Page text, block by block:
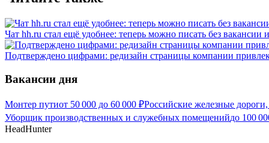
Чат hh.ru стал ещё удобнее: теперь можно писать без вакансии
Подтверждено цифрами: редизайн страницы компании
Вакансии дня
Монтер путиот 50 000 до 60 000 ₽Российские железные
Уборщик производственных и служебных помещенийдо 100
HeadHunter